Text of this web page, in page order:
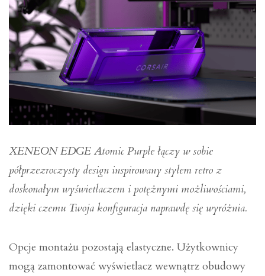
XENEON EDGE Atomic Purple łączy w sobie
półprzezroczysty design inspirowany stylem retro z
doskonałym wyświetlaczem i potężnymi możliwościami,
dzięki czemu Twoja konfiguracja naprawdę się wyróżnia.
Opcje montażu pozostają elastyczne. Użytkownicy
mogą zamontować wyświetlacz wewnątrz obudowy